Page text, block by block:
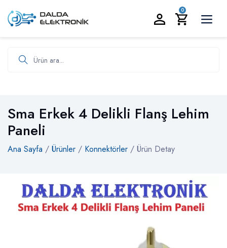
0
Sma Erkek 4 Delikli Flanş Lehim
Paneli
Ana Sayfa / Ürünler / Konnektörler / Ürün Detay